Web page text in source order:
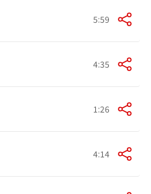
5:59
4:35
1:26
4:14